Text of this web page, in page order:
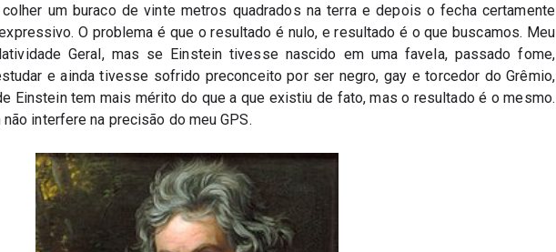
um buraco de vinte metros quadrados na terra e depois o fecha certamente
O problema é que o resultado é nulo, e resultado é o que buscamos. Meu
Geral, mas se Einstein tivesse nascido em uma favela, passado fome,
e ainda tivesse sofrido preconceito por ser negro, gay e torcedor do Grêmio,
Einstein tem mais mérito do que a que existiu de fato, mas o resultado é o mesmo.
interfere na precisão do meu GPS.